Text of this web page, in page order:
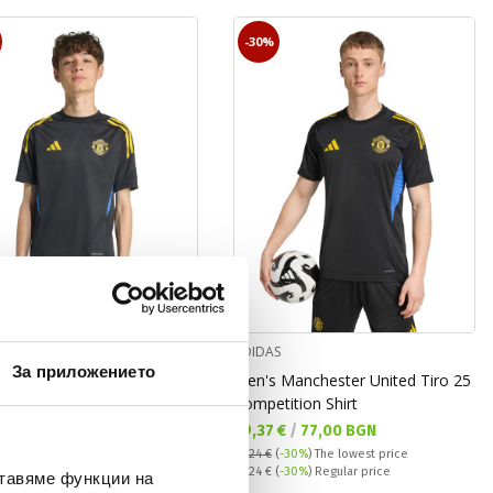
За приложението
функции на
United Tiro 25
Shirt
-30%
ADIDAS
Men's Manchester United Tiro 25
Competition Shirt
Текуща цена:
39,37 € / 77,00 BGN
56,24 € (-30%)The lowest price
Regular price:
56,24 € (-30%) Regular price